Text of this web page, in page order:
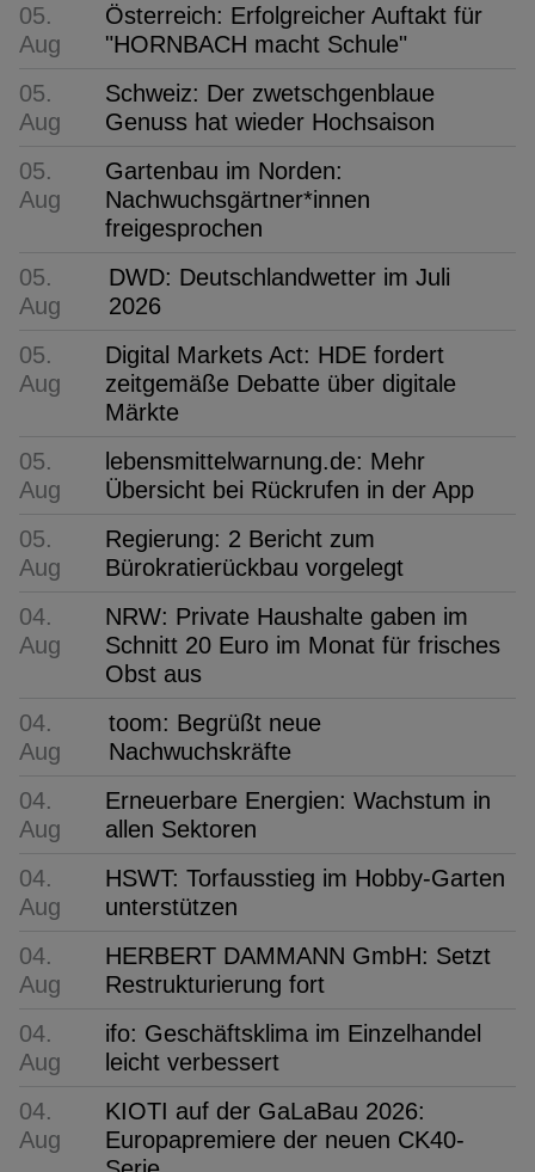
05.
Aug
Österreich: Erfolgreicher Auftakt für
"HORNBACH macht Schule"
05.
Aug
Schweiz: Der zwetschgenblaue
Genuss hat wieder Hochsaison
05.
Aug
Gartenbau im Norden:
Nachwuchsgärtner*innen
freigesprochen
05.
Aug
DWD: Deutschlandwetter im Juli
2026
05.
Aug
Digital Markets Act: HDE fordert
zeitgemäße Debatte über digitale
Märkte
05.
Aug
lebensmittelwarnung.de: Mehr
Übersicht bei Rückrufen in der App
05.
Aug
Regierung: 2 Bericht zum
Bürokratierückbau vorgelegt
04.
Aug
NRW: Private Haushalte gaben im
Schnitt 20 Euro im Monat für frisches
Obst aus
04.
Aug
toom: Begrüßt neue
Nachwuchskräfte
04.
Aug
Erneuerbare Energien: Wachstum in
allen Sektoren
04.
Aug
HSWT: Torfausstieg im Hobby-Garten
unterstützen
04.
Aug
HERBERT DAMMANN GmbH: Setzt
Restrukturierung fort
04.
Aug
ifo: Geschäftsklima im Einzelhandel
leicht verbessert
04.
Aug
KIOTI auf der GaLaBau 2026:
Europapremiere der neuen CK40-